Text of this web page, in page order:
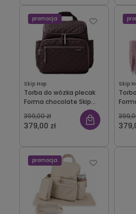
Skip Hop
Torba do wózka plecak
Forma chocolate Skip
379,00 zł
399,00 zł
promocja
Skip
promocja